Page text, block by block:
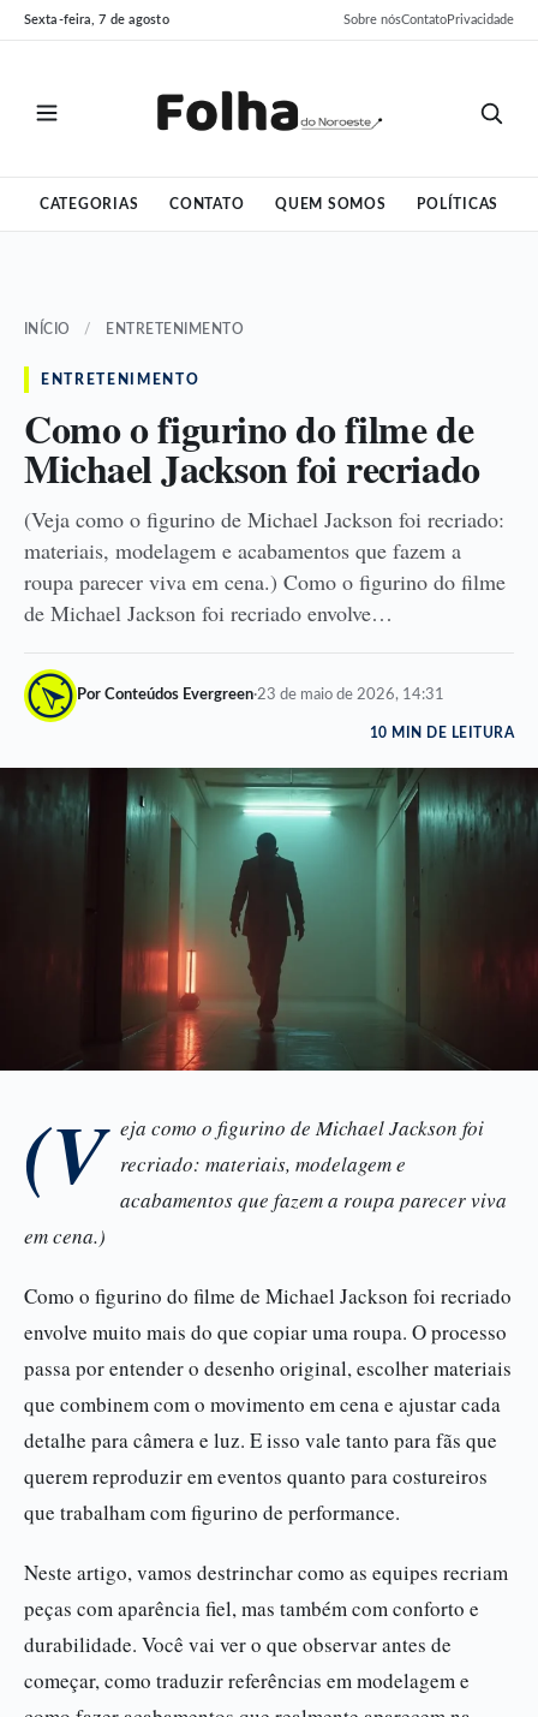
Pular
para
Pular
para
Sexta-feira, 7 de agosto Sobre nósContatoPrivacidade
CATEGORIAS CONTATO QUEM SOMOS POLÍTICAS
INÍCIO / ENTRETENIMENTO
ENTRETENIMENTO
Como o figurino do filme de
Michael Jackson foi recriado
(Veja como o figurino de Michael Jackson foi recriado:
materiais, modelagem e acabamentos que fazem a
roupa parecer viva em cena.) Como o figurino do filme
de Michael Jackson foi recriado envolve…
Por Conteúdos Evergreen·23 de maio de 2026, 14:31
10 MIN DE LEITURA
(V eja como o figurino de Michael Jackson foi
recriado: materiais, modelagem e
acabamentos que fazem a roupa parecer viva
em cena.)
Como o figurino do filme de Michael Jackson foi recriado
envolve muito mais do que copiar uma roupa. O processo
passa por entender o desenho original, escolher materiais
que combinem com o movimento em cena e ajustar cada
detalhe para câmera e luz. E isso vale tanto para fãs que
querem reproduzir em eventos quanto para costureiros
que trabalham com figurino de performance.
Neste artigo, vamos destrinchar como as equipes recriam
peças com aparência fiel, mas também com conforto e
durabilidade. Você vai ver o que observar antes de
começar, como traduzir referências em modelagem e